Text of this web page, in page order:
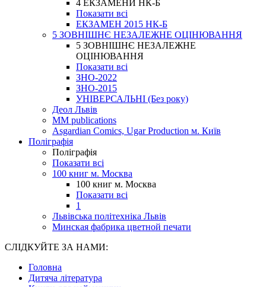
4 ЕКЗАМЕНИ НК-Б
Показати всі
ЕКЗАМЕН 2015 НК-Б
5 ЗОВНІШНЄ НЕЗАЛЕЖНЕ ОЦІНЮВАННЯ
5 ЗОВНІШНЄ НЕЗАЛЕЖНЕ
ОЦІНЮВАННЯ
Показати всі
ЗНО-2022
ЗНО-2015
УНІВЕРСАЛЬНІ (Без року)
Деол Львів
MM publications
Asgardian Comics, Ugar Production м. Київ
Поліграфія
Поліграфія
Показати всі
100 книг м. Москва
100 книг м. Москва
Показати всі
1
Львівська політехніка Львів
Минская фабрика цветной печати
СЛІДКУЙТЕ ЗА НАМИ:
Головна
Дитяча література